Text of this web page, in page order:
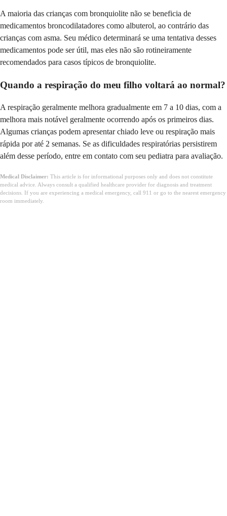
A maioria das crianças com bronquiolite não se beneficia de
medicamentos broncodilatadores como albuterol, ao contrário das
crianças com asma. Seu médico determinará se uma tentativa desses
medicamentos pode ser útil, mas eles não são rotineiramente
recomendados para casos típicos de bronquiolite.
Quando a respiração do meu filho voltará ao normal?
A respiração geralmente melhora gradualmente em 7 a 10 dias, com a
melhora mais notável geralmente ocorrendo após os primeiros dias.
Algumas crianças podem apresentar chiado leve ou respiração mais
rápida por até 2 semanas. Se as dificuldades respiratórias persistirem
além desse período, entre em contato com seu pediatra para avaliação.
Medical Disclaimer: This article is for informational purposes only and does not constitute
medical advice. Always consult a qualified healthcare provider for diagnosis and treatment
decisions. If you are experiencing a medical emergency, call 911 or go to the nearest emergency
room immediately.